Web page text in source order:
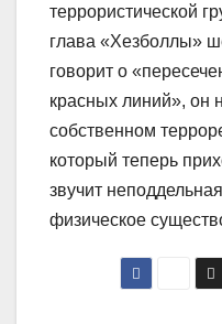
террористической
глава «Хезболлы»
говорит о
красных линий», он
собственном
который теперь
звучит
физическое